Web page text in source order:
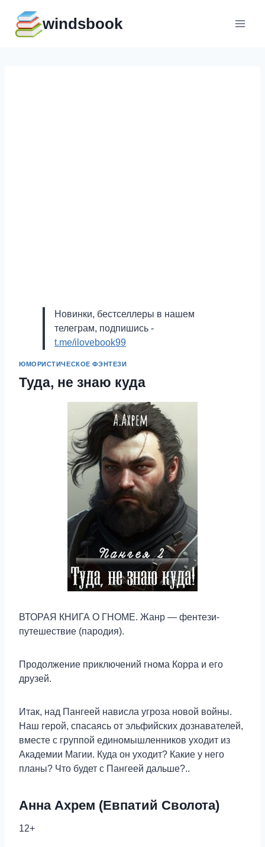
содержимому
windsbook
Новинки, бестселлеры в нашем
телеграм, подпишись -
t.me/ilovebook99
ЮМОРИСТИЧЕСКОЕ ФЭНТЕЗИ
Туда, не знаю куда
ВТОРАЯ КНИГА О ГНОМЕ. Жанр — фентези-
путешествие (пародия).
Продолжение приключений гнома Корра и его
друзей.
Итак, над Пангеей нависла угроза новой войны.
Наш герой, спасаясь от эльфийских дознавателей,
вместе с группой единомышленников уходит из
Академии Магии. Куда он уходит? Какие у него
планы? Что будет с Пангеей дальше?..
Анна Ахрем (Евпатий Сволота)
12+